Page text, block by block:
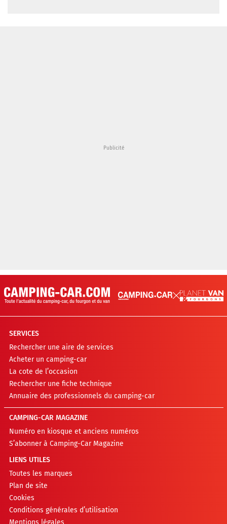
SERVICES
Rechercher une aire de services
Acheter un camping-car
La cote de l’occasion
Rechercher une fiche technique
Annuaire des professionnels du camping-car
CAMPING-CAR MAGAZINE
Numéro en kiosque et anciens numéros
S’abonner à Camping-Car Magazine
LIENS UTILES
Toutes les marques
Plan de site
Cookies
Conditions générales d’utilisation
Mentions légales